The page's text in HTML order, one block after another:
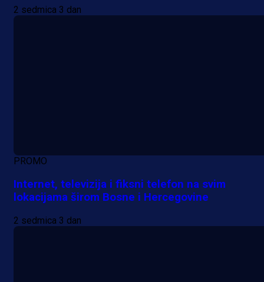
2 sedmica 3 dan
PROMO
Internet, televizija i fiksni telefon na svim
lokacijama širom Bosne i Hercegovine
2 sedmica 3 dan